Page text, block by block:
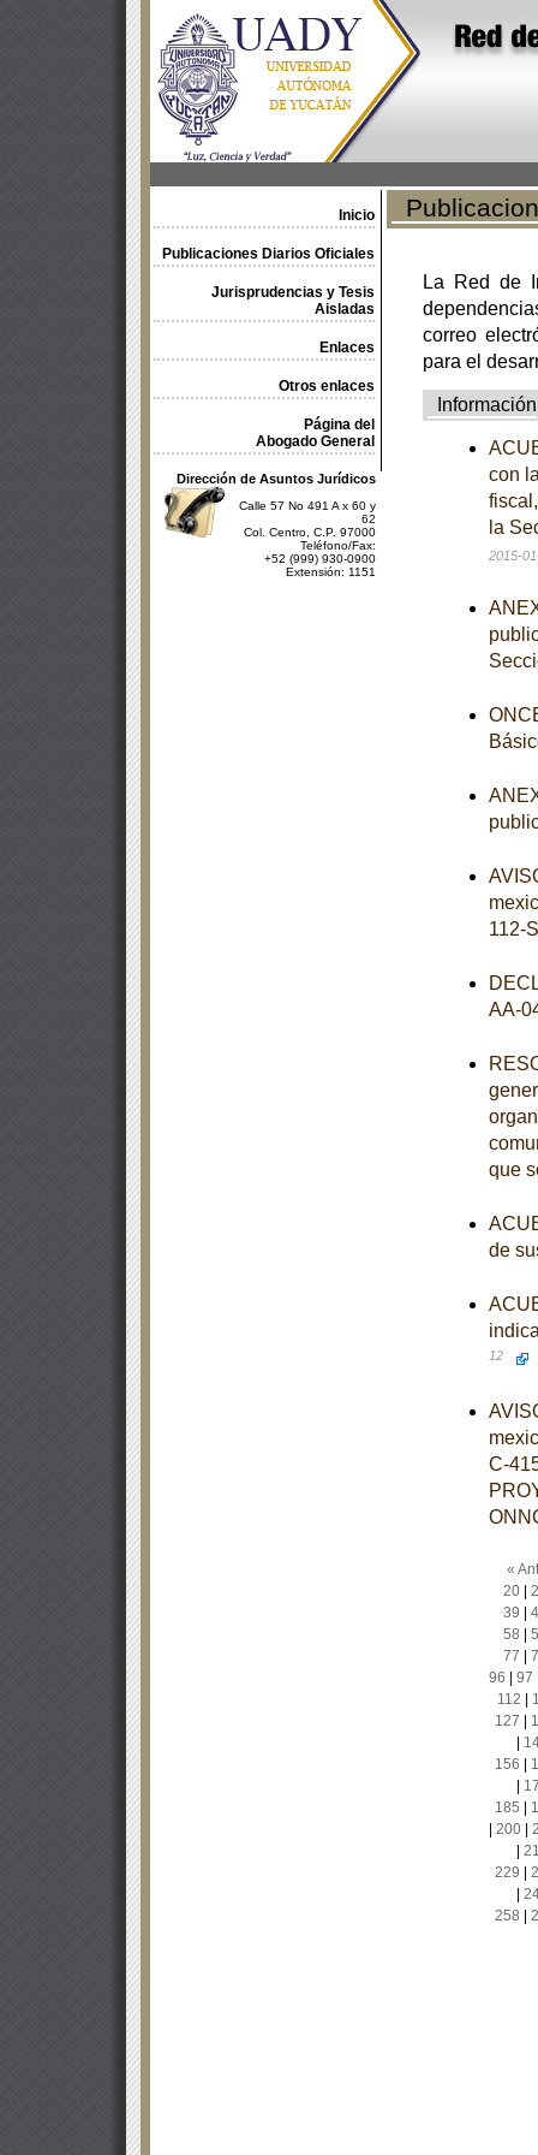
Inicio
Publicaciones Diarios Oficiales
Jurisprudencias y Tesis
Aisladas
Enlaces
Otros enlaces
Página del
Abogado General
Dirección de Asuntos Jurídicos
Calle 57 No 491 A x 60 y
62
Col. Centro, C.P. 97000
Teléfono/Fax:
+52 (999) 930-0900
Extensión: 1151
La Red de
correo
para el
Información
con
la
2015-
112-
AA-
que
de
12
C-
«
20|
39
58
77
96
97
112
127
156
185
200|
229
258